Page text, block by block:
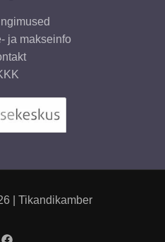
ja makseinfo
| Tikandikamber